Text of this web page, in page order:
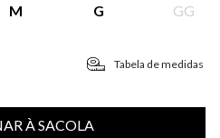
M G GG
Tabela de medidas
À SACOLA